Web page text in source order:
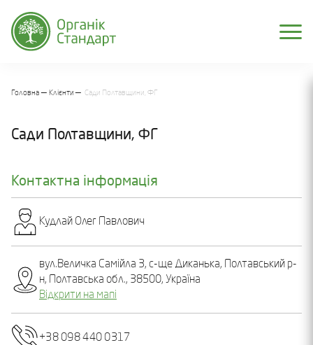
Головна Клієнти Сади Полтавщини, ФГ
Сади Полтавщини, ФГ
Контактна інформація
Кудлай Олег Павлович
вул.Величка Самійла 3, с-ще Диканька, Полтавський р-
н, Полтавська обл., 38500, Україна
Відкрити на мапі
+38 098 440 0317